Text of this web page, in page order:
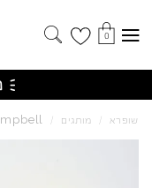
0
שופרא / מותגים /